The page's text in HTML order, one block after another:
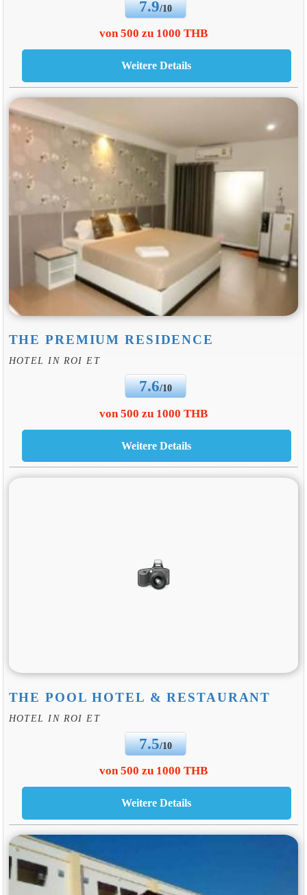
7.9/10
von 500 zu 1000 THB
THE PREMIUM RESIDENCE
HOTEL IN ROI ET
7.6/10
von 500 zu 1000 THB
THE POOL HOTEL & RESTAURANT
HOTEL IN ROI ET
7.5/10
von 500 zu 1000 THB